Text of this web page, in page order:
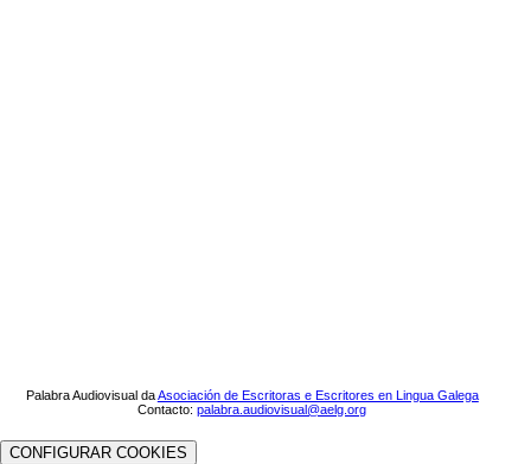
Palabra Audiovisual daAsociación de Escritoras e Escritores en Lingua Galega
Contacto:palabra.audiovisual@aelg.org
CONFIGURAR COOKIES